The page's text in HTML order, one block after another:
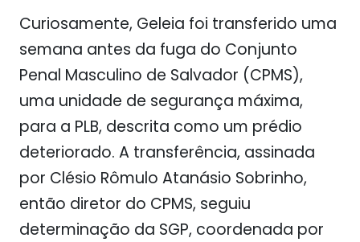
Curiosamente, Geleia foi transferido uma
semana antes da fuga do Conjunto
Penal Masculino de Salvador (CPMS),
uma unidade de segurança máxima,
para a PLB, descrita como um prédio
deteriorado. A transferência, assinada
por Clésio Rômulo Atanásio Sobrinho,
então diretor do CPMS, seguiu
determinação da SGP, coordenada por